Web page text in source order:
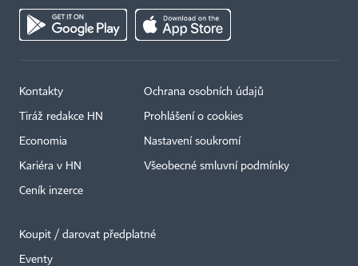
Kontakty
Tiráž redakce HN
Economia
Kariéra v HN
Ceník inzerce
Ochrana osobních údajů
Prohlášení o cookies
Nastavení soukromí
Všeobecné smluvní podmínky
Koupit / darovat předplatné
Eventy